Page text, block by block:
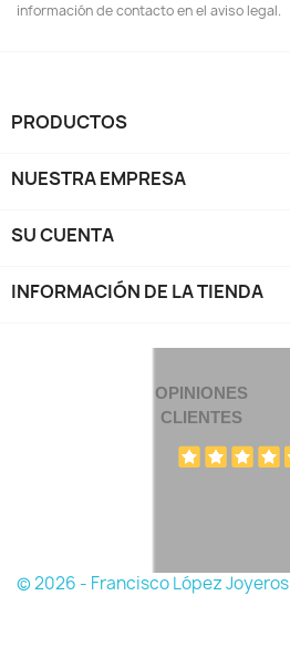
información de contacto en el aviso legal.
PRODUCTOS
NUESTRA EMPRESA
SU CUENTA
INFORMACIÓN DE LA TIENDA
OPINIONES
CLIENTES
© 2026 - Francisco López Joyeros